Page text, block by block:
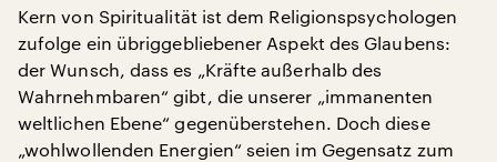
Kern von Spiritualität ist dem Religionspsychologen
zufolge ein übriggebliebener Aspekt des Glaubens:
der Wunsch, dass es „Kräfte außerhalb des
Wahrnehmbaren“ gibt, die unserer „immanenten
weltlichen Ebene“ gegenüberstehen. Doch diese
„wohlwollenden Energien“ seien im Gegensatz zum